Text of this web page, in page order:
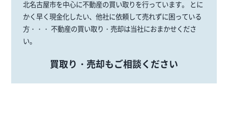
北名古屋市を中心に不動産の買い取りを行っています。
とに
かく早く現金化したい、他社に依頼して売れずに困っている
方・・・ 不動産の買い取り・売却は当社におまかせくださ
い。
買取り・売却もご相談ください